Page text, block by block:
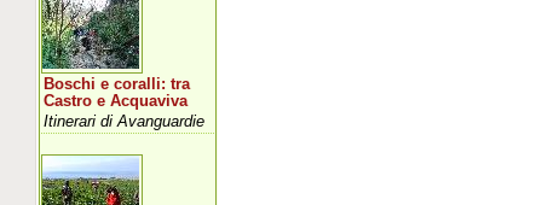
Boschi e coralli: tra
Castro e Acquaviva
Itinerari di Avanguardie